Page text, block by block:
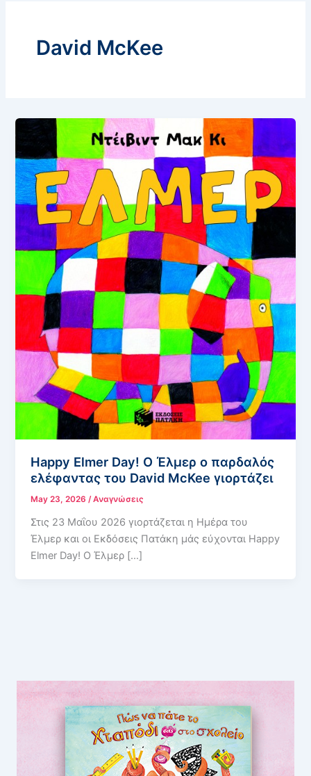
David McKee
Happy Elmer Day! Ο Έλμερ ο παρδαλός
ελέφαντας του David McKee γιορτάζει
May 23, 2026/Αναγνώσεις
Στις 23 Μαΐου 2026 γιορτάζεται η Ημέρα του
Έλμερ και οι Εκδόσεις Πατάκη μάς εύχονται Happy
Elmer Day! Ο Έλμερ […]